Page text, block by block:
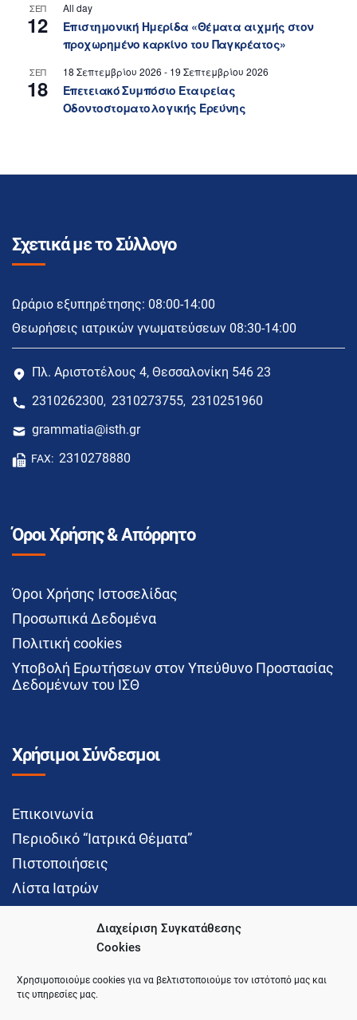
Διαχείριση Συγκατάθεσης
Cookies
Χρησιμοποιούμε cookies για να βελτιστοποιούμε τον ιστότοπό μας και
τις υπηρεσίες μας.
ΣΕΠ
12
All day
Επιστημονική Ημερίδα «Θέματα αιχμής στον
προχωρημένο καρκίνο του Παγκρέατος»
ΣΕΠ
18
18 Σεπτεμβρίου 2026 - 19 Σεπτεμβρίου 2026
Επετειακό Συμπόσιο Εταιρείας
Οδοντοστοματολογικής Ερεύνης
Σχετικά με το Σύλλογο
Ωράριο εξυπηρέτησης: 08:00-14:00
Θεωρήσεις ιατρικών γνωματεύσεων 08:30-14:00
Πλ. Αριστοτέλους 4, Θεσσαλονίκη 546 23
2310262300, 2310273755, 2310251960
grammatia@isth.gr
FAX: 2310278880
Όροι Χρήσης & Απόρρητο
Όροι Χρήσης Ιστοσελίδας
Προσωπικά Δεδομένα
Πολιτική cookies
Υποβολή Ερωτήσεων στον Υπεύθυνο Προστασίας
Δεδομένων του ΙΣΘ
Χρήσιμοι Σύνδεσμοι
Επικοινωνία
Περιοδικό “Ιατρικά Θέματα”
Πιστοποιήσεις
Λίστα Ιατρών
Social Media